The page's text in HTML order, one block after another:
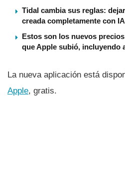
Tidal cambia sus reglas:
creada completamente con IA
Estos son los nuevos
que Apple subió, incluyendo
La nueva aplicación está
Apple, gratis.